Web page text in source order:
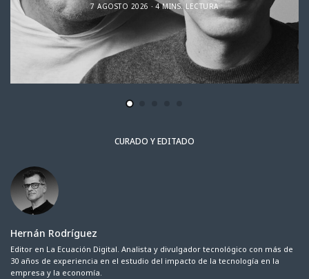
7 AGOSTO 2026 4 MINS. LECTURA
CURADO Y EDITADO
Hernán Rodríguez
Editor en La Ecuación Digital. Analista y divulgador tecnológico con más de
30 años de experiencia en el estudio del impacto de la tecnología en la
empresa y la economía.